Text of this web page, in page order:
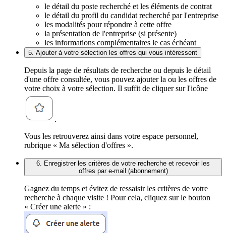
le détail du poste recherché et les éléments de contrat
le détail du profil du candidat recherché par l'entreprise
les modalités pour répondre à cette offre
la présentation de l'entreprise (si présente)
les informations complémentaires le cas échéant
5. Ajouter à votre sélection les offres qui vous intéressent
Depuis la page de résultats de recherche ou depuis le détail
d'une offre consultée, vous pouvez ajouter la ou les offres de
votre choix à votre sélection. Il suffit de cliquer sur l'icône
.
Vous les retrouverez ainsi dans votre espace personnel,
rubrique « Ma sélection d'offres ».
6. Enregistrer les critères de votre recherche et recevoir les
offres par e-mail (abonnement)
Gagnez du temps et évitez de ressaisir les critères de votre
recherche à chaque visite ! Pour cela, cliquez sur le bouton
« Créer une alerte » :